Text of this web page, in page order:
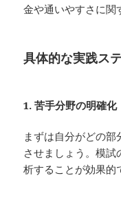
金や通いやすさに関
具体的な実践ス
1. 苦手分野の明確化
まずは自分がどの
させましょう。模
析することが効果的